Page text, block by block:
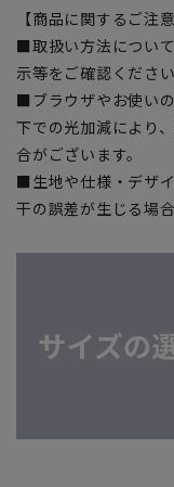
【商品に関するご注意
■取扱い方法につい
示等をご確認ください
■ブラウザやお使い
下での光加減により
合がございます。
■生地や仕様・デザ
干の誤差が生じる場